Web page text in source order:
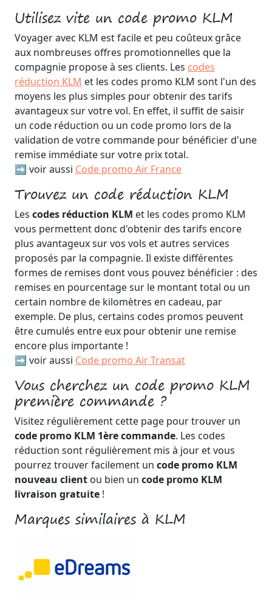
Utilisez vite un code promo KLM
Voyager avec KLM est facile et peu coûteux grâce
aux nombreuses offres promotionnelles que la
compagnie propose à ses clients. Les codes
réduction KLM et les codes promo KLM sont l'un des
moyens les plus simples pour obtenir des tarifs
avantageux sur votre vol. En effet, il suffit de saisir
un code réduction ou un code promo lors de la
validation de votre commande pour bénéficier d'une
remise immédiate sur votre prix total.
➡️ voir aussi Code promo Air France
Trouvez un code réduction KLM
Les codes réduction KLM et les codes promo KLM
vous permettent donc d'obtenir des tarifs encore
plus avantageux sur vos vols et autres services
proposés par la compagnie. Il existe différentes
formes de remises dont vous pouvez bénéficier : des
remises en pourcentage sur le montant total ou un
certain nombre de kilomètres en cadeau, par
exemple. De plus, certains codes promos peuvent
être cumulés entre eux pour obtenir une remise
encore plus importante !
➡️ voir aussi Code promo Air Transat
Vous cherchez un code promo KLM
première commande ?
Visitez régulièrement cette page pour trouver un
code promo KLM 1ère commande. Les codes
réduction sont régulièrement mis à jour et vous
pourrez trouver facilement un code promo KLM
nouveau client ou bien un code promo KLM
livraison gratuite !
Marques similaires à KLM